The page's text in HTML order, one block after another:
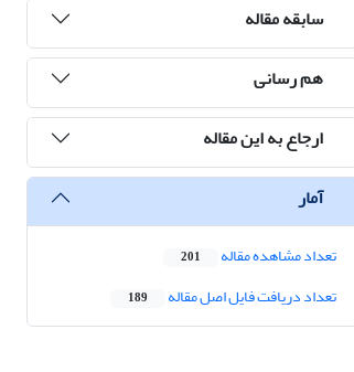
سابقه مقاله
هم رسانی
ارجاع به این مقاله
آمار
تعداد مشاهده مقاله 201
تعداد دریافت فایل اصل مقاله 189